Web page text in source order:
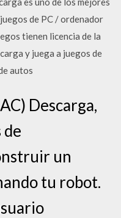
de PC / ordenador
tienen licencia de la
y juega a juegos de
autos
Descarga,
un
tu robot.